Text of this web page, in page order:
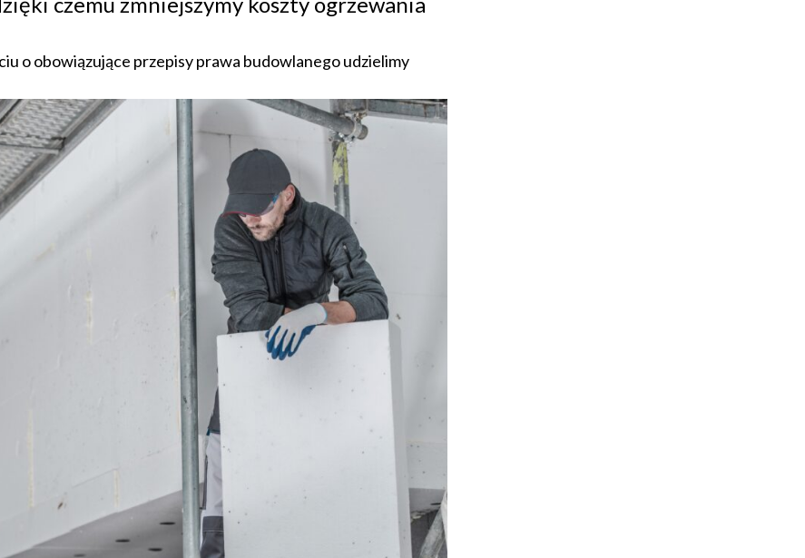
o obowiązujące przepisy prawa budowlanego udzielimy